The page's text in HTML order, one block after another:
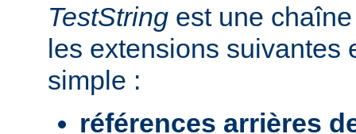
TestString est une
les extensions suivantes
simple :
références arrières